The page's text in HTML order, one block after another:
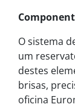
O sistema
um
destes
brisas,
oficina